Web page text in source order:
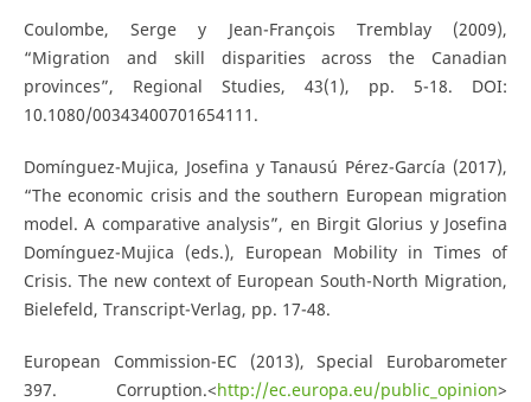
Coulombe, Serge y Jean-François Tremblay (2009),
“Migration and skill disparities across the Canadian
provinces”, Regional Studies, 43(1), pp. 5-18. DOI:
10.1080/00343400701654111.
Domínguez-Mujica, Josefina y Tanausú Pérez-García (2017),
“The economic crisis and the southern European migration
model. A comparative analysis”, en Birgit Glorius y Josefina
Domínguez-Mujica (eds.), European Mobility in Times of
Crisis. The new context of European South-North Migration,
Bielefeld, Transcript-Verlag, pp. 17-48.
European Commission-EC (2013), Special Eurobarometer
397. Corruption.<http://ec.europa.eu/public_opinion>